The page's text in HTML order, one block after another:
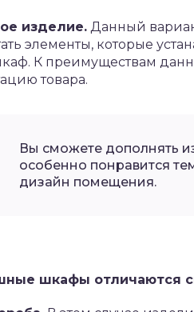
изделие. Данный
элементы, которые
К преимуществам
товара.
Вы сможете дополнять
особенно понравится
дизайн помещения.
шкафы отличаются